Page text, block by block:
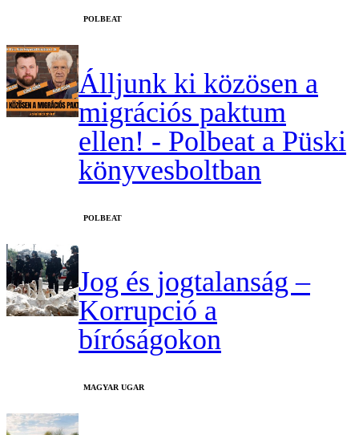
‎POLBEAT
Álljunk ki közösen a
migrációs paktum
ellen! - Polbeat a Püski
könyvesboltban
‎POLBEAT
Jog és jogtalanság –
Korrupció a
bíróságokon
MAGYAR UGAR